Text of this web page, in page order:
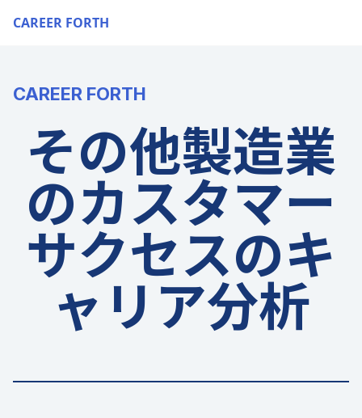
CAREER FORTH
CAREER FORTH
その他製造業
のカスタマー
サクセスのキ
ャリア分析